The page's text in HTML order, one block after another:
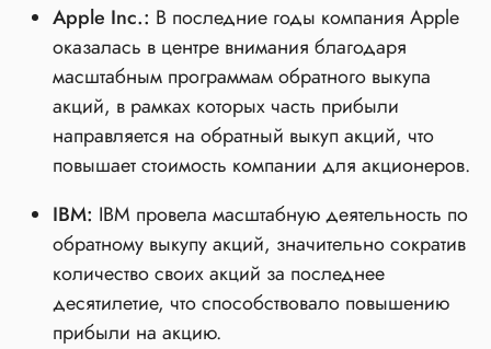
Apple Inc.: В последние годы компания Apple
оказалась в центре внимания благодаря
масштабным программам обратного выкупа
акций, в рамках которых часть прибыли
направляется на обратный выкуп акций, что
повышает стоимость компании для акционеров.
IBM: IBM провела масштабную деятельность по
обратному выкупу акций, значительно сократив
количество своих акций за последнее
десятилетие, что способствовало повышению
прибыли на акцию.